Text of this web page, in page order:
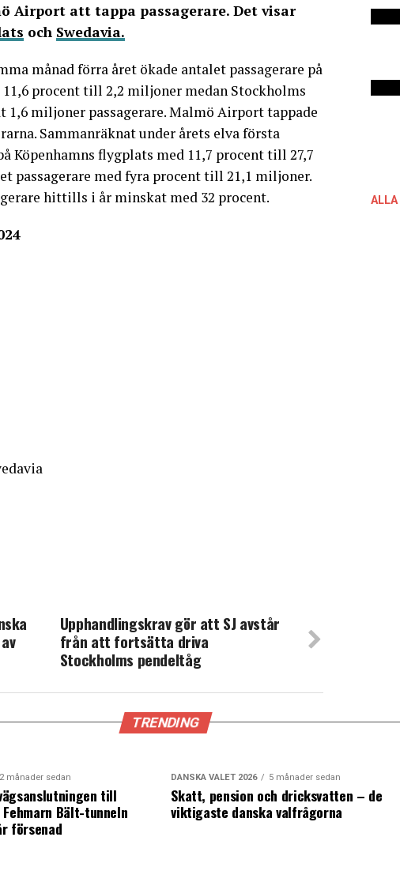
Airport att tappa passagerare. Det visar
och Swedavia.
månad förra året ökade antalet passagerare på
procent till 2,2 miljoner medan Stockholms
miljoner passagerare. Malmö Airport tappade
Sammanräknat under årets elva första
Köpenhamns flygplats med 11,7 procent till 27,7
passagerare med fyra procent till 21,1 miljoner.
hittills i år minskat med 32 procent.
Upphandlingskrav gör att SJ avstår
från att fortsätta driva
Stockholms pendeltåg
TRENDING
månader sedan
till
Fehmarn Bält-tunneln
försenad
DANSKA VALET 2026 5 månader sedan
Skatt, pension och dricksvatten – de
viktigaste danska valfrågorna